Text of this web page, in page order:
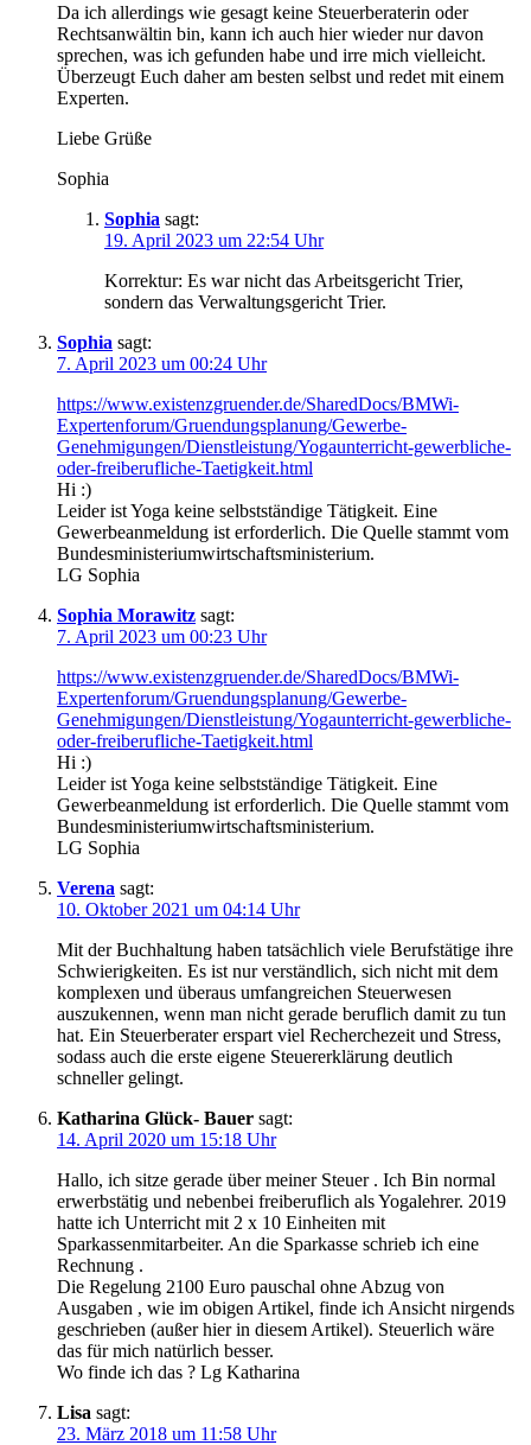
Da ich allerdings wie gesagt keine Steuerberaterin oder
Rechtsanwältin bin, kann ich auch hier wieder nur davon
sprechen, was ich gefunden habe und irre mich vielleicht.
Überzeugt Euch daher am besten selbst und redet mit einem
Experten.
Liebe Grüße
Sophia
Sophia sagt:
19. April 2023 um 22:54 Uhr
Korrektur: Es war nicht das Arbeitsgericht Trier,
sondern das Verwaltungsgericht Trier.
Sophia sagt:
7. April 2023 um 00:24 Uhr
https://www.existenzgruender.de/SharedDocs/BMWi-
Expertenforum/Gruendungsplanung/Gewerbe-
Genehmigungen/Dienstleistung/Yogaunterricht-gewerbliche-
oder-freiberufliche-Taetigkeit.html
Hi :)
Leider ist Yoga keine selbstständige Tätigkeit. Eine
Gewerbeanmeldung ist erforderlich. Die Quelle stammt vom
Bundesministeriumwirtschaftsministerium.
LG Sophia
Sophia Morawitz sagt:
7. April 2023 um 00:23 Uhr
https://www.existenzgruender.de/SharedDocs/BMWi-
Expertenforum/Gruendungsplanung/Gewerbe-
Genehmigungen/Dienstleistung/Yogaunterricht-gewerbliche-
oder-freiberufliche-Taetigkeit.html
Hi :)
Leider ist Yoga keine selbstständige Tätigkeit. Eine
Gewerbeanmeldung ist erforderlich. Die Quelle stammt vom
Bundesministeriumwirtschaftsministerium.
LG Sophia
Verena sagt:
10. Oktober 2021 um 04:14 Uhr
Mit der Buchhaltung haben tatsächlich viele Berufstätige ihre
Schwierigkeiten. Es ist nur verständlich, sich nicht mit dem
komplexen und überaus umfangreichen Steuerwesen
auszukennen, wenn man nicht gerade beruflich damit zu tun
hat. Ein Steuerberater erspart viel Recherchezeit und Stress,
sodass auch die erste eigene Steuererklärung deutlich
schneller gelingt.
Katharina Glück- Bauer sagt:
14. April 2020 um 15:18 Uhr
Hallo, ich sitze gerade über meiner Steuer . Ich Bin normal
erwerbstätig und nebenbei freiberuflich als Yogalehrer. 2019
hatte ich Unterricht mit 2 x 10 Einheiten mit
Sparkassenmitarbeiter. An die Sparkasse schrieb ich eine
Rechnung .
Die Regelung 2100 Euro pauschal ohne Abzug von
Ausgaben , wie im obigen Artikel, finde ich Ansicht nirgends
geschrieben (außer hier in diesem Artikel). Steuerlich wäre
das für mich natürlich besser.
Wo finde ich das ? Lg Katharina
Lisa sagt:
23. März 2018 um 11:58 Uhr